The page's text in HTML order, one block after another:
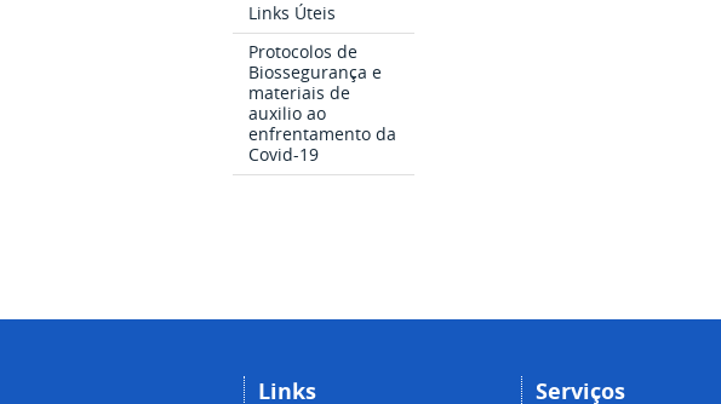
Links Úteis
Protocolos de
Biossegurança e
materiais de
auxilio ao
enfrentamento da
Covid-19
Links Serviços